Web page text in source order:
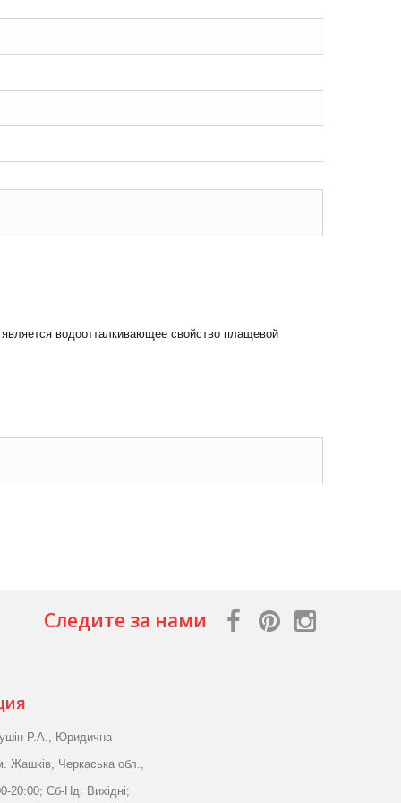
водоотталкивающее свойство плащевой
Следите за нами
Р.А., Юридична
Жашків, Черкаська обл.,
20:00; Сб-Нд: Вихідні;